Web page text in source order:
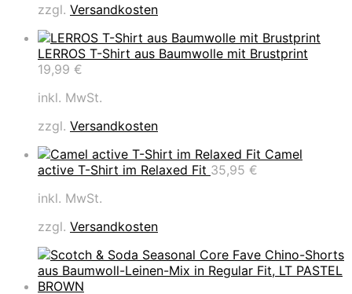
zzgl. Versandkosten
LERROS T-Shirt aus Baumwolle mit Brustprint
19,99 €
inkl. MwSt.
zzgl. Versandkosten
Camel
active T-Shirt im Relaxed Fit 35,95 €
inkl. MwSt.
zzgl. Versandkosten